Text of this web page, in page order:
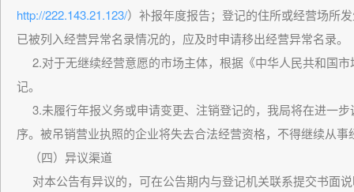
http://222.143.21.123/）补报年度报告；登记的住所或经营场所
已被列入经营异常名录情况的，应及时申请移出经营异常名录。
2.对于无继续经营意愿的市场主体，根据《中华人民共和国
记。
3.未履行年报义务或申请变更、注销登记的，我局将在进一
序。被吊销营业执照的企业将失去合法经营资格，不得继续从
（四）异议渠道
对本公告有异议的，可在公告期内与登记机关联系提交书面